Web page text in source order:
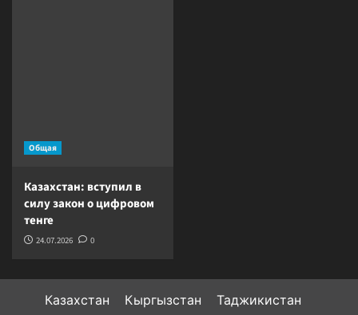
Общая
Казахстан: вступил в
силу закон о цифровом
тенге
24.07.2026 0
Казахстан Кыргызстан
Таджикистан